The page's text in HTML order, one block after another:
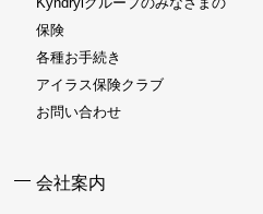
保険
各種お手続き
アイラス保険クラブ
お問い合わせ
会社案内